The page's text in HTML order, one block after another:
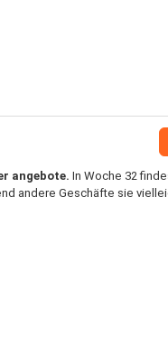
angebote. In Woche 32
andere Geschäfte sie